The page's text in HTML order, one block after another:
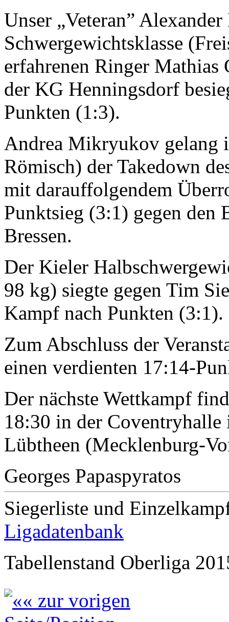
Unser „Veteran”
Schwergewichtsklasse
erfahrenen Ringer Mathias
der KG Henningsdorf
Punkten (1:3).
Andrea Mikryukov gelang
Römisch) der Takedown
mit darauffolgendem
Punktsieg (3:1) gegen den
Bressen.
Der Kieler
98 kg) siegte gegen Tim
Kampf nach Punkten (3:1).
Zum Abschluss der
einen verdienten 17:14-
Der nächste Wettkampf
18:30 in der Coventryhalle
Lübtheen (Mecklenburg-
Georges Papaspyratos
Siegerliste und
Ligadatenbank
Tabellenstand Oberliga